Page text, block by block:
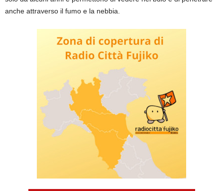
anche attraverso il fumo e la nebbia.